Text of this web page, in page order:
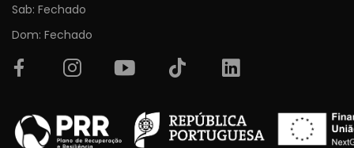
Sab: Fechado
Dom: Fechado